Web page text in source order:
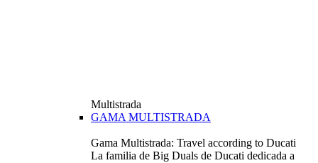
Multistrada
GAMA MULTISTRADA
Gama Multistrada: Travel according to Ducati
La familia de Big Duals de Ducati dedicada a